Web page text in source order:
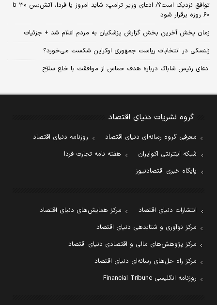
توافق نزدیک است؟/ ادعای وزیر ترامپ: شاید امروز یا فردا، آتش‌بس ۳۰ تا
۶۰ روزه برقرار شود
زمان پخش آخرین بخش گزارش پزشکیان به مردم اعلام شد + جزئیات
زلنسکی در انتخابات ریاست جمهوری اوکراین شکست می‌خورد؟
ادعای رئیس شاباک درباره هدف حماس از موافقت با خلع سلاح
گروه نشریات دنیای اقتصاد
معرفی گروه رسانه‌ای دنیای اقتصاد
روزنامه دنیای اقتصاد
شبکه اینترنتی اکوایران
هفته نامه تجارت فردا
پایگاه خبری اقتصادنیوز
انتشارات دنیای اقتصاد
مرکز همایش‌های دنیای اقتصاد
مرکز نوآوری و شتابدهی دنیای اقتصاد
مرکز پژوهش‌های مالی و اقتصادی دنیای اقتصاد
مرکز راه حل‌های رسانه‌ای دنیای اقتصاد
روزنامه انگلیسی Financial Tribune